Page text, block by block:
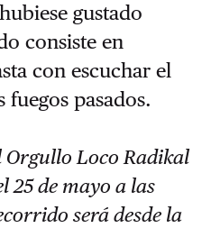
gustado
consiste en
con escuchar el
pasados.
Loco Radikal
25 de mayo a las
será desde la